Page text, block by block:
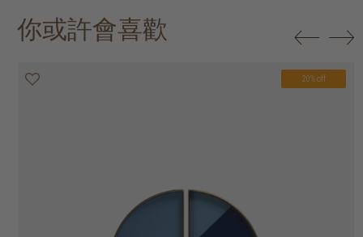
你或許會喜歡
20% off
20% off
20% off
20% off
20% off
20% off
20% off
20% off
20% off
20% off